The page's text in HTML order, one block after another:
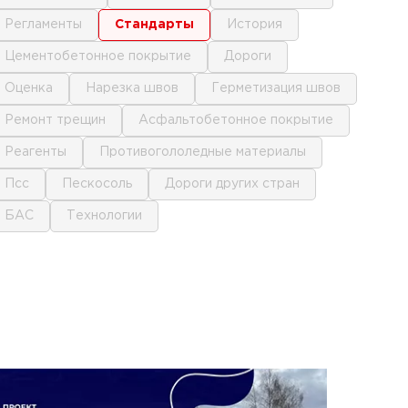
регламенты стандарты история
цементобетонное покрытие дороги
оценка нарезка швов герметизация швов
ремонт трещин асфальтобетонное покрытие
реагенты противогололедные материалы
псс пескосоль дороги других стран
БАС технологии